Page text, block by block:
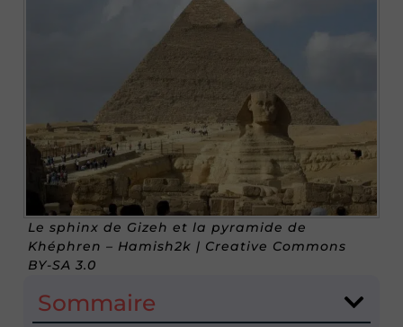
Le sphinx de Gizeh et la pyramide de
Khéphren – Hamish2k | Creative Commons
BY-SA 3.0
Sommaire